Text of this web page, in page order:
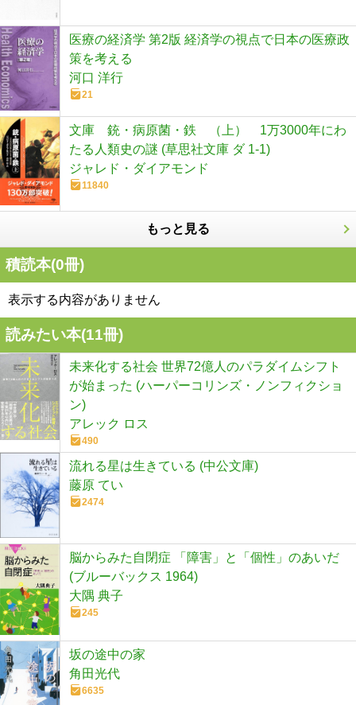
医療の経済学 第2版 経済学の視点で日本の医療政
策を考える
河口 洋行
21
文庫 銃・病原菌・鉄 （上） 1万3000年にわ
たる人類史の謎 (草思社文庫 ダ 1-1)
ジャレド・ダイアモンド
11840
もっと見る
積読本(0冊)
表示する内容がありません
読みたい本(11冊)
未来化する社会 世界72億人のパラダイムシフト
が始まった (ハーパーコリンズ・ノンフィクショ
ン)
アレック ロス
490
流れる星は生きている (中公文庫)
藤原 てい
2474
脳からみた自閉症 「障害」と「個性」のあいだ
(ブルーバックス 1964)
大隅 典子
245
坂の途中の家
角田光代
6635